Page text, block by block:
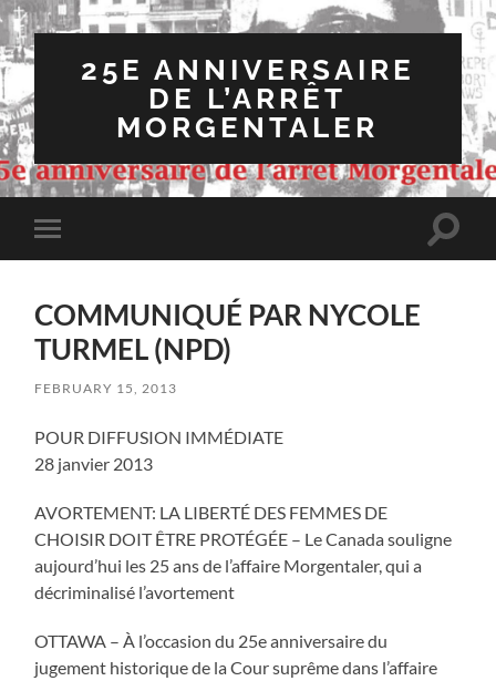
25E ANNIVERSAIRE
DE L’ARRÊT
MORGENTALER
Toggle
mobile
Toggle
COMMUNIQUÉ PAR NYCOLE
TURMEL (NPD)
FEBRUARY 15, 2013
POUR DIFFUSION IMMÉDIATE
28 janvier 2013
AVORTEMENT: LA LIBERTÉ DES FEMMES DE
CHOISIR DOIT ÊTRE PROTÉGÉE – Le Canada souligne
aujourd’hui les 25 ans de l’affaire Morgentaler, qui a
décriminalisé l’avortement
OTTAWA – À l’occasion du 25e anniversaire du
jugement historique de la Cour suprême dans l’affaire